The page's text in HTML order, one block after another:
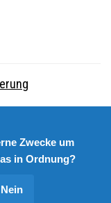
Zwecke um
in Ordnung?
Nein